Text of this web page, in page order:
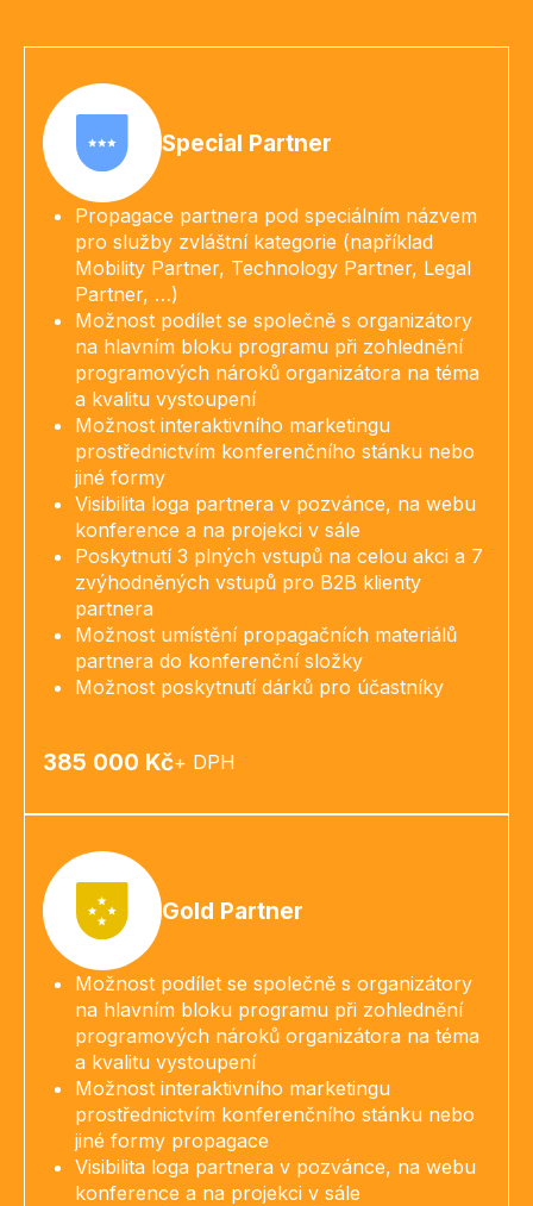
Special Partner
Propagace partnera pod speciálním názvem
pro služby zvláštní kategorie (například
Mobility Partner, Technology Partner, Legal
Partner, …)
Možnost podílet se společně s organizátory
na hlavním bloku programu při zohlednění
programových nároků organizátora na téma
a kvalitu vystoupení
Možnost interaktivního marketingu
prostřednictvím konferenčního stánku nebo
jiné formy
Visibilita loga partnera v pozvánce, na webu
konference a na projekci v sále
Poskytnutí 3 plných vstupů na celou akci a 7
zvýhodněných vstupů pro B2B klienty
partnera
Možnost umístění propagačních materiálů
partnera do konferenční složky
Možnost poskytnutí dárků pro účastníky
385 000 Kč+ DPH
Gold Partner
Možnost podílet se společně s organizátory
na hlavním bloku programu při zohlednění
programových nároků organizátora na téma
a kvalitu vystoupení
Možnost interaktivního marketingu
prostřednictvím konferenčního stánku nebo
jiné formy propagace
Visibilita loga partnera v pozvánce, na webu
konference a na projekci v sále